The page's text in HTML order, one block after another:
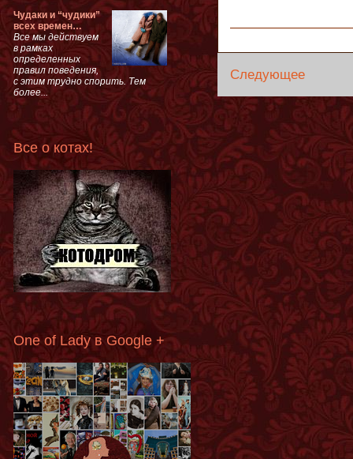
Следующее
Чудаки и “чудики”
всех времен…
Все мы действуем
в рамках
определенных
правил поведения,
с этим трудно спорить. Тем
более...
Все о котах!
One of Lady в Google +